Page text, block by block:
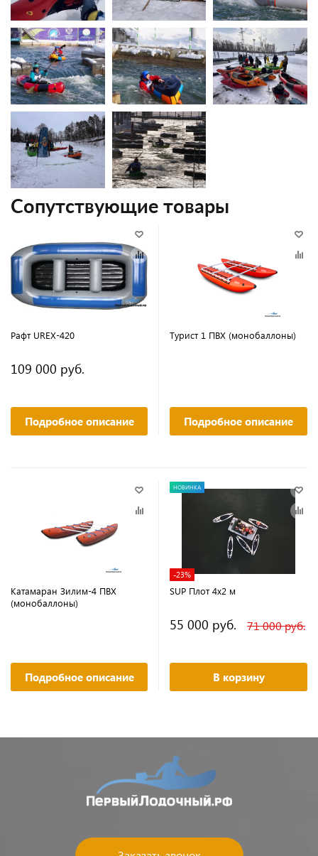
Сопутствующие товары
Рафт UREX-420
109 000 руб.
Подробное описание
Турист 1 ПВХ (монобаллоны)
Подробное описание
Катамаран Зилим-4 ПВХ
(монобаллоны)
Подробное описание
НОВИНКА
-23%
SUP Плот 4х2 м
55 000 руб. 71 000 руб.
В корзину